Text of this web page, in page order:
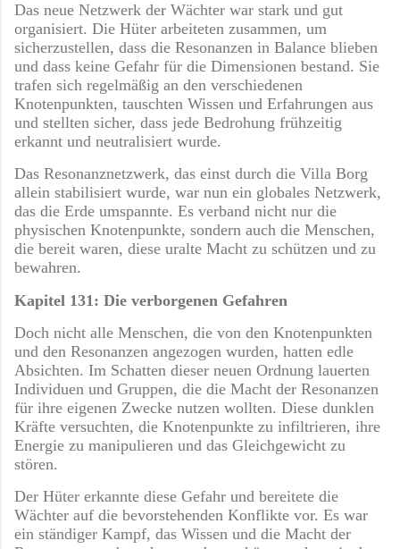
Das neue Netzwerk der Wächter war stark und gut
organisiert. Die Hüter arbeiteten zusammen, um
sicherzustellen, dass die Resonanzen in Balance blieben
und dass keine Gefahr für die Dimensionen bestand. Sie
trafen sich regelmäßig an den verschiedenen
Knotenpunkten, tauschten Wissen und Erfahrungen aus
und stellten sicher, dass jede Bedrohung frühzeitig
erkannt und neutralisiert wurde.
Das Resonanznetzwerk, das einst durch die Villa Borg
allein stabilisiert wurde, war nun ein globales Netzwerk,
das die Erde umspannte. Es verband nicht nur die
physischen Knotenpunkte, sondern auch die Menschen,
die bereit waren, diese uralte Macht zu schützen und zu
bewahren.
Kapitel 131: Die verborgenen Gefahren
Doch nicht alle Menschen, die von den Knotenpunkten
und den Resonanzen angezogen wurden, hatten edle
Absichten. Im Schatten dieser neuen Ordnung lauerten
Individuen und Gruppen, die die Macht der Resonanzen
für ihre eigenen Zwecke nutzen wollten. Diese dunklen
Kräfte versuchten, die Knotenpunkte zu infiltrieren, ihre
Energie zu manipulieren und das Gleichgewicht zu
stören.
Der Hüter erkannte diese Gefahr und bereitete die
Wächter auf die bevorstehenden Konflikte vor. Es war
ein ständiger Kampf, das Wissen und die Macht der